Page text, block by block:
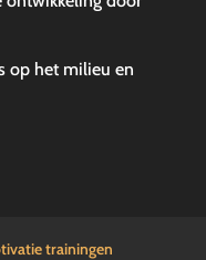
op het milieu en
trainingen